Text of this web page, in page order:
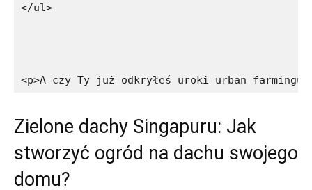
</ul>
<p>A czy Ty już odkryłeś uroki urban
Zielone dachy Singapuru:‌ Jak
stworzyć ogród na‍ dachu swojego⁢
domu?